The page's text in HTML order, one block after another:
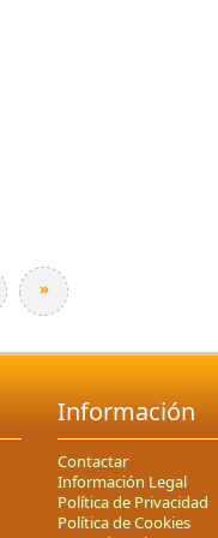
»
Información
Contactar
Información Legal
Política de Privacidad
Política de Cookies